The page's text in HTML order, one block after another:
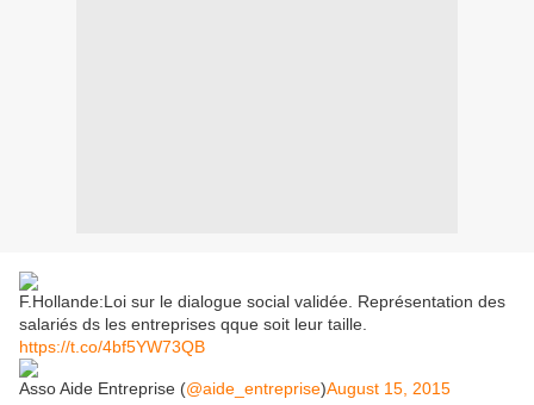
F.Hollande:Loi sur le dialogue social validée. Représentation des
salariés ds les entreprises qque soit leur taille.
https://t.co/4bf5YW73QB
Asso Aide Entreprise (@aide_entreprise)August 15, 2015